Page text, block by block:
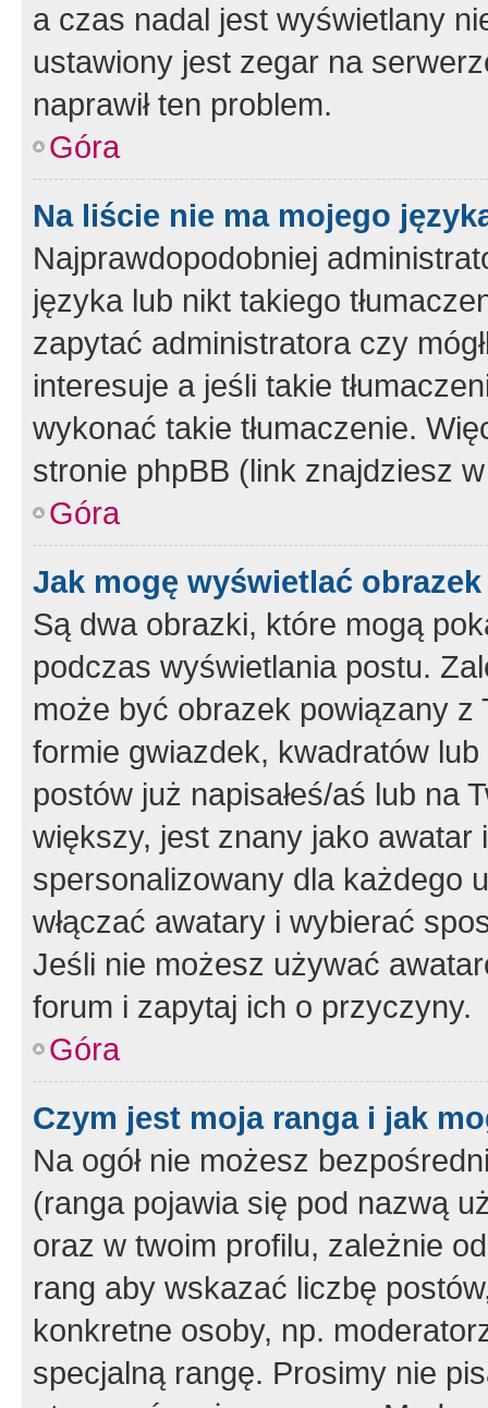
a czas nadal jest wyświetlany
ustawiony jest zegar na
naprawił ten problem.
Góra
Na liście nie ma mojego
Najprawdopodobniej
języka lub nikt takiego
zapytać administratora czy
interesuje a jeśli takie
wykonać takie tłumaczenie.
stronie phpBB (link znajdziesz
Góra
Jak mogę wyświetlać
Są dwa obrazki, które mogą
podczas wyświetlania postu.
może być obrazek powiązany z
formie gwiazdek, kwadratów
postów już napisałeś/aś lub na
większy, jest znany jako
spersonalizowany dla każdego
włączać awatary i wybierać
Jeśli nie możesz używać
forum i zapytaj ich o przyczyny.
Góra
Czym jest moja ranga i jak
Na ogół nie możesz
(ranga pojawia się pod nazwą
oraz w twoim profilu, zależnie
rang aby wskazać liczbę
konkretne osoby, np.
specjalną rangę. Prosimy nie